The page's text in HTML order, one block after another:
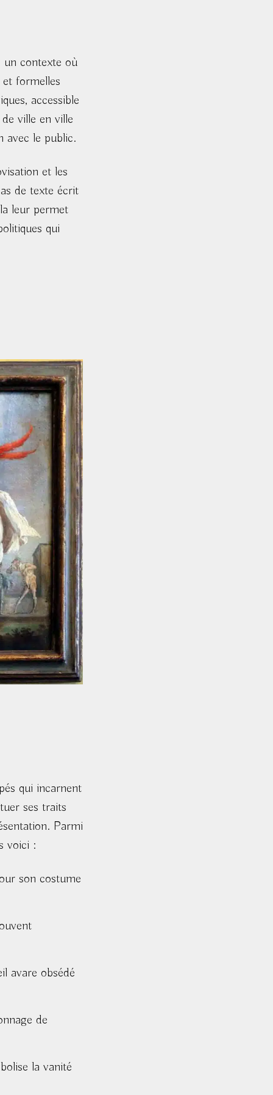
un contexte où
formelles
accessible
ville en ville
avec le public.
et les
de texte écrit
leur permet
qui
qui incarnent
ses traits
Parmi
voici :
son costume
avare obsédé
de
la vanité